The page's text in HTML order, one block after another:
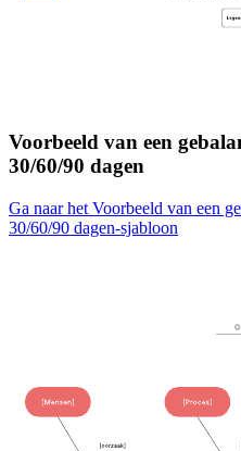
Voorbeeld van een
30/60/90 dagen
Ga naar het Voorbeeld van een
30/60/90 dagen-sjabloon